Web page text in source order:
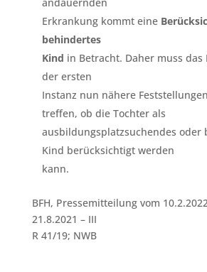
Erkrankung kommt eine
behindertes
Kind in Betracht. Daher muss das
der ersten
Instanz nun nähere
treffen, ob die Tochter als
ausbildungsplatzsuchendes oder
Kind berücksichtigt werden
kann.
BFH, Pressemitteilung vom
21.8.2021 – III
R 41/19; NWB